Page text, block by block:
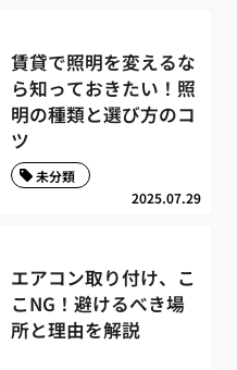
賃貸で照明を変えるな
ら知っておきたい！照
明の種類と選び方のコ
ツ
2025.07.29
未分類
エアコン取り付け、こ
こNG！避けるべき場
所と理由を解説